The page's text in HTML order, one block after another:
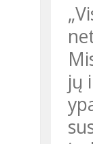
„Visų pirma, kas yra ta dezinfekcija? – retoriškai klausia ir
jų